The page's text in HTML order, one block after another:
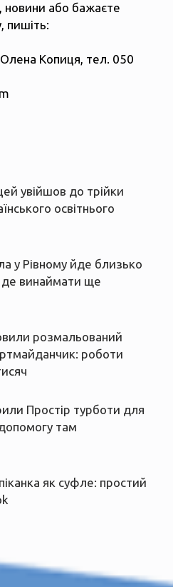
новини або бажаєте
пишіть:
Копиця, тел. 050
увійшов до трійки
освітнього
у Рівному йде близько
де винаймати ще
розмальований
роботи
Простір турботи для
там
як суфле: простий